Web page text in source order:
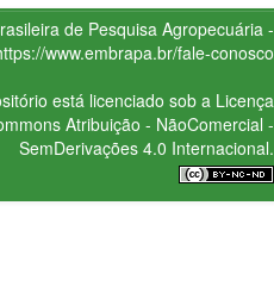
de Pesquisa Agropecuária -
www.embrapa.br/fale-conosco
está licenciado sob a Licença
Atribuição - NãoComercial -
SemDerivações 4.0 Internacional.